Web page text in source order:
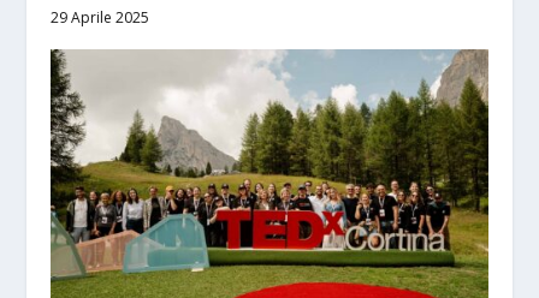
29 Aprile 2025